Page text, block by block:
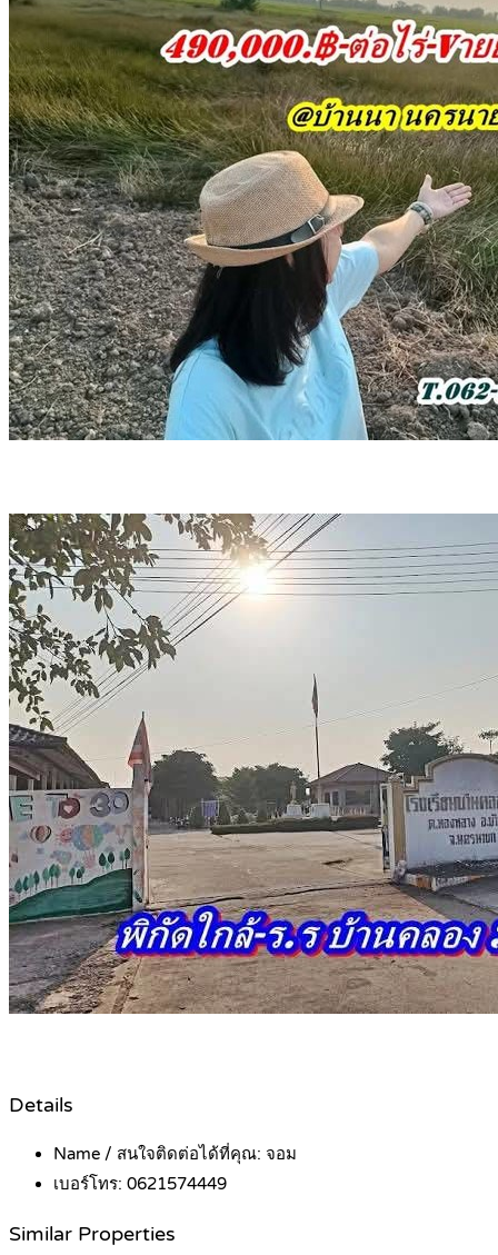
Details
Name / สนใจติดต่อได้ที่คุณ: จอม
เบอร์โทร: 0621574449
Similar Properties